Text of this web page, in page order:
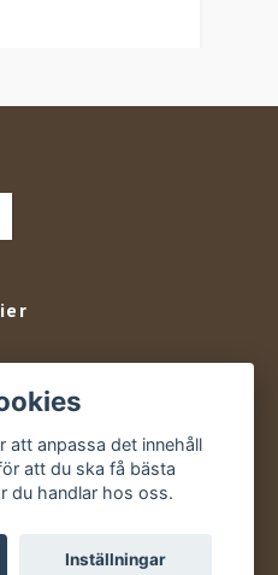
att anpassa det innehåll
att du ska få bästa
du handlar hos oss.
Inställningar